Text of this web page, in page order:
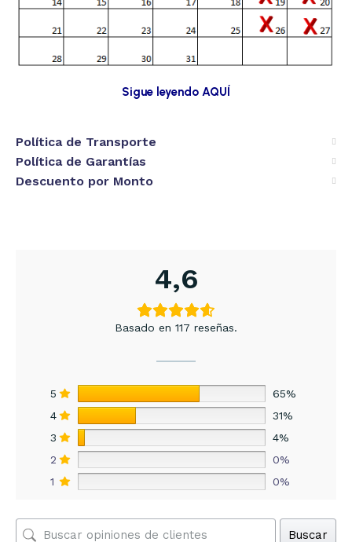
Sigue leyendo AQUÍ
Política de Transporte
Política de Garantías
Descuento por Monto
4,6
Basado en 117 reseñas.
5
65%
4
31%
3
4%
2
0%
1
0%
Buscar